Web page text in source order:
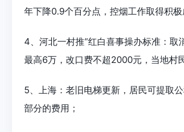
年下降0.9个百分点，控烟工作取得积极
4、河北一村推“红白喜事操办标准：取
最高6万，改口费不超2000元，当地村
5、上海：老旧电梯更新，居民可提取
部分的费用；